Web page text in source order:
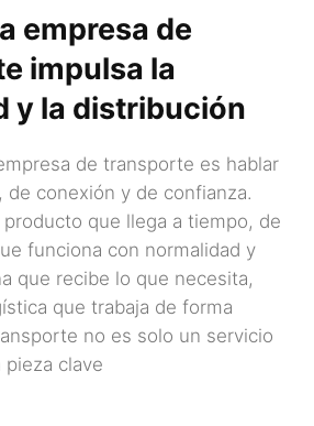
empresa de
impulsa la
y la distribución
de transporte es hablar
de conexión y de confianza.
producto que llega a tiempo, de
funciona con normalidad y
que recibe lo que necesita,
que trabaja de forma
no es solo un servicio
clave